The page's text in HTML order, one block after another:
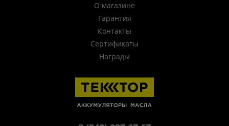
О магазине
Гарантия
Контакты
Сертификаты
Награды